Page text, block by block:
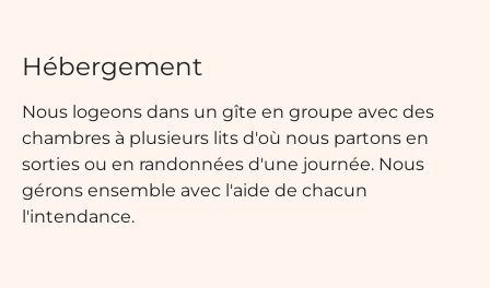
Hébergement
Nous logeons dans un gîte en groupe avec des
chambres à plusieurs lits d'où nous partons en
sorties ou en randonnées d'une journée. Nous
gérons ensemble avec l'aide de chacun
l'intendance.